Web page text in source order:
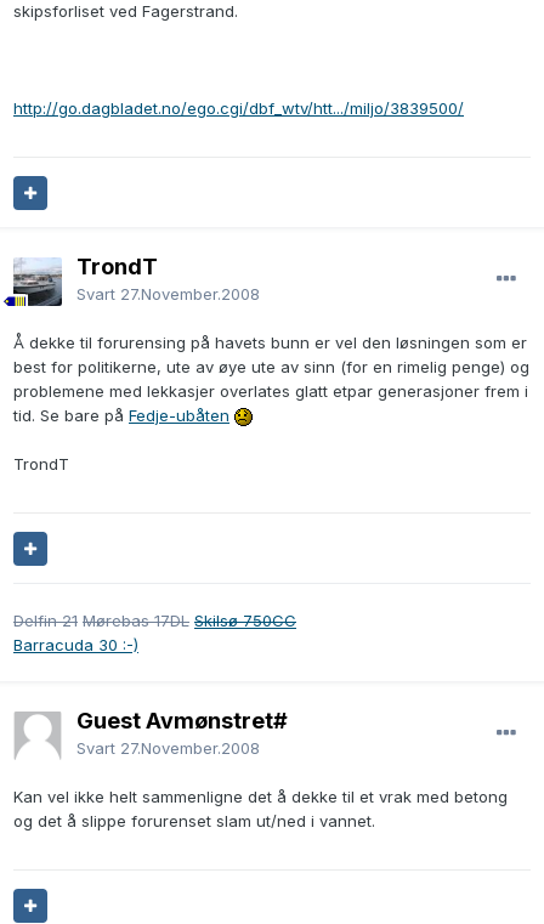
skipsforliset ved Fagerstrand.
http://go.dagbladet.no/ego.cgi/dbf_wtv/htt.../miljo/3839500/
TrondT
Svart 27.November.2008
Å dekke til forurensing på havets bunn er vel den løsningen som er
best for politikerne, ute av øye ute av sinn (for en rimelig penge) og
problemene med lekkasjer overlates glatt etpar generasjoner frem i
tid. Se bare på Fedje-ubåten
TrondT
Delfin 21 Mørebas 17DL Skilsø 750CC
Barracuda 30 :-)
Guest Avmønstret#
Svart 27.November.2008
Kan vel ikke helt sammenligne det å dekke til et vrak med betong
og det å slippe forurenset slam ut/ned i vannet.